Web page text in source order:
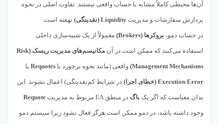
آن‌ها محیطی کاملاً مشابه با حساب واقعی نیستند. تفاوت اصلی در نحوه
پردازش سفارشات و مدیریت Liquidity (نقدینگی) نهفته است.
در حساب دمو، بروکرها (Brokers) معمولاً از یک شبیه‌سازی داخلی
استفاده می‌کنند که ممکن است در آن مکانیسم‌های مدیریت ریسک (Risk
Management Mechanisms) واقعی (مانند نحوه برخورد با Requotes یا
Execution Error (خطای اجرا) در شرایط کم‌نقدینگی) اعمال نشوند. این
بدان معناست که اگر یک باگ در منطق EA مربوط به مدیریت Requote
وجود داشته باشد، در دمو ممکن است هرگز فعال نشود زیرا سیستم دمو